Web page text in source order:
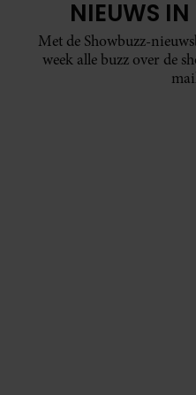
NIEUWS
Met de Showbuzz-
week alle buzz over de